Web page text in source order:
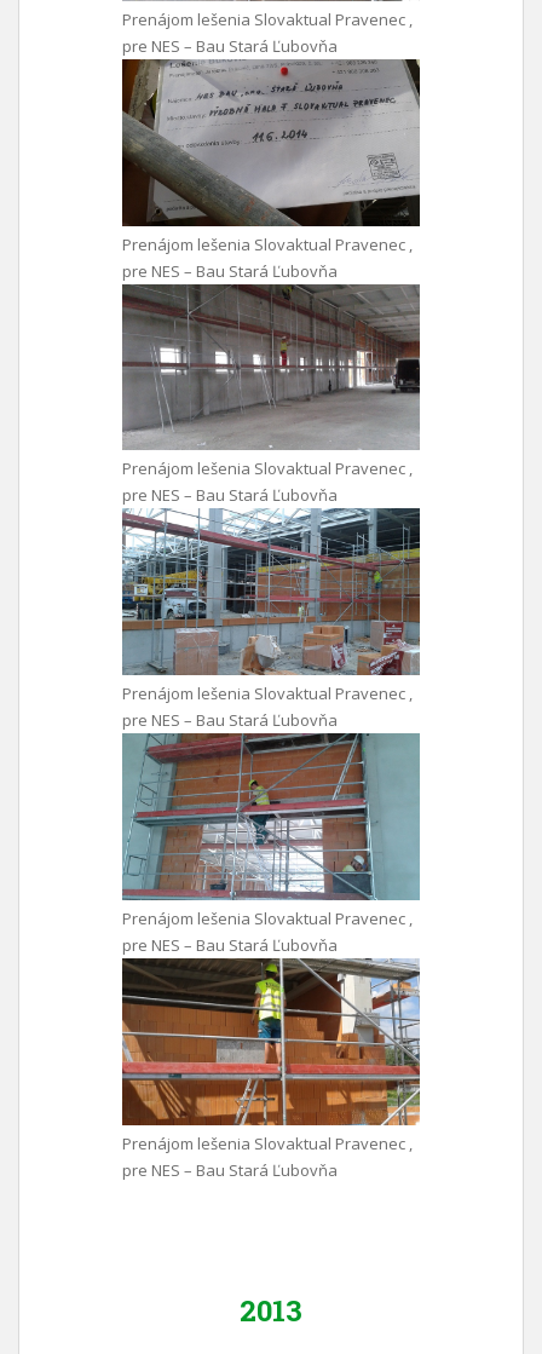
Prenájom lešenia Slovaktual Pravenec ,
pre NES – Bau Stará Ľubovňa
Prenájom lešenia Slovaktual Pravenec ,
pre NES – Bau Stará Ľubovňa
Prenájom lešenia Slovaktual Pravenec ,
pre NES – Bau Stará Ľubovňa
Prenájom lešenia Slovaktual Pravenec ,
pre NES – Bau Stará Ľubovňa
Prenájom lešenia Slovaktual Pravenec ,
pre NES – Bau Stará Ľubovňa
Prenájom lešenia Slovaktual Pravenec ,
pre NES – Bau Stará Ľubovňa
2013